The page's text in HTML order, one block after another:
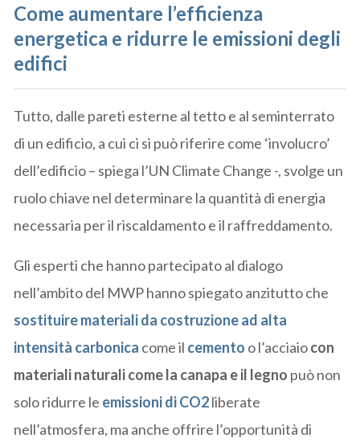
Come aumentare l’efficienza
energetica e ridurre le emissioni degli
edifici
Tutto, dalle pareti esterne al tetto e al seminterrato
di un edificio, a cui ci si può riferire come ‘involucro’
dell’edificio – spiega l’UN Climate Change -, svolge un
ruolo chiave nel determinare la quantità di energia
necessaria per il riscaldamento e il raffreddamento.
Gli esperti che hanno partecipato al dialogo
nell’ambito del MWP hanno spiegato anzitutto che
sostituire materiali da costruzione ad alta
intensità carbonica come il cemento o l’acciaiocon
materiali naturali come la canapa e il legno può non
solo ridurre le emissioni di CO2liberate
nell’atmosfera, ma anche offrire l’opportunità di